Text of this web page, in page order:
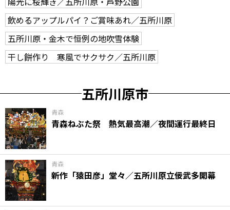
飲めるアップルパイ？ご賞味あれ／五所川原
五所川原・金木で恒例の地吹雪体験
干し餅作り 寒風でサクサク／五所川原
五所川原市
青森
青森ねぶた祭 熱気最高潮／夜間運行最終日
青森
新作「猿田彦」堂々／五所川原立佞武多開幕